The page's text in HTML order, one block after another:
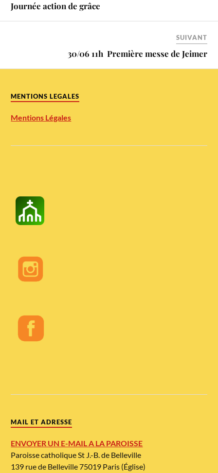
Journée action de grâce
SUIVANT
30/06 11h Première messe de Jeimer
MENTIONS LEGALES
Mentions Légales
MAIL ET ADRESSE
ENVOYER UN E-MAIL A LA PAROISSE
Paroisse catholique St J.-B. de Belleville
139 rue de Belleville 75019 Paris (Église)